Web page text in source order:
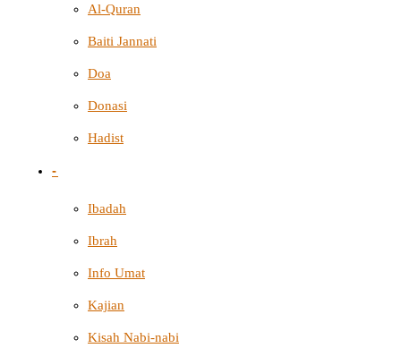
Al-Quran
Baiti Jannati
Doa
Donasi
Hadist
-
Ibadah
Ibrah
Info Umat
Kajian
Kisah Nabi-nabi